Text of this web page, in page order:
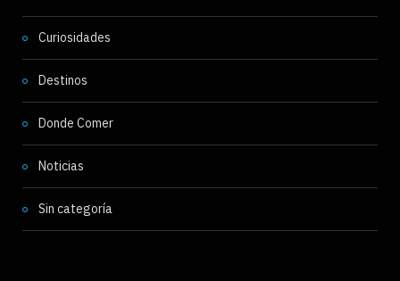
Curiosidades
Destinos
Donde Comer
Noticias
Sin categoría